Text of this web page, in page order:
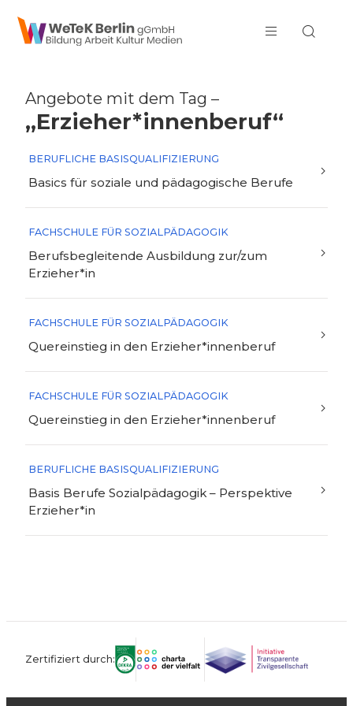
zum Inhalt springen
Angebote mit dem Tag –
„Erzieher*innenberuf“
BERUFLICHE BASISQUALIFIZIERUNG
Basics für soziale und pädagogische Berufe
FACHSCHULE FÜR SOZIALPÄDAGOGIK
Berufsbegleitende Ausbildung zur/zum
Erzieher*in
FACHSCHULE FÜR SOZIALPÄDAGOGIK
Quereinstieg in den Erzieher*innenberuf
FACHSCHULE FÜR SOZIALPÄDAGOGIK
Quereinstieg in den Erzieher*innenberuf
BERUFLICHE BASISQUALIFIZIERUNG
Basis Berufe Sozialpädagogik – Perspektive
Erzieher*in
Zertifiziert durch: